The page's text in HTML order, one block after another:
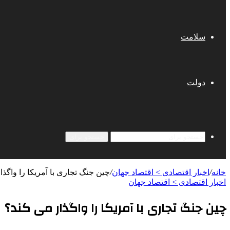
سلامت
دولت
خانه/ اخبار اقتصادی > اقتصاد‌ جهان/چین جنگ تجاری با آمریکا را
اخبار اقتصادی > اقتصاد‌ جهان
چین جنگ تجاری با آمریکا را واگذار می کند؟